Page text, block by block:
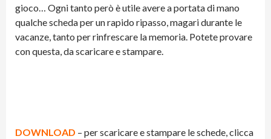
gioco… Ogni tanto però è utile avere a portata di mano
qualche scheda per un rapido ripasso, magari durante le
vacanze, tanto per rinfrescare la memoria. Potete provare
con questa, da scaricare e stampare.
DOWNLOAD – per scaricare e stampare le schede, clicca